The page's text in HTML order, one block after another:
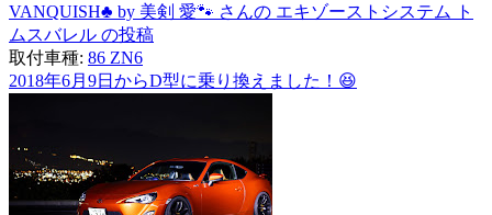
VANQUISH♣︎ by 美剣 愛🐾 さんの エキゾーストシステム ト
ムスバレル の投稿
取付車種: 86 ZN6
2018年6月9日からD型に乗り換えました！😆